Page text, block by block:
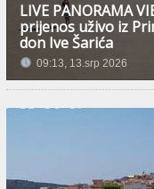
LIVE PANORAMA
prijenos uživo iz
don Ive Šarića
09:13, 13.srp 2026